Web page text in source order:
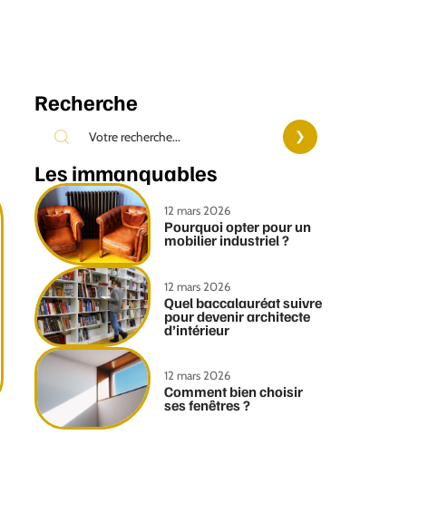
Recherche
Les immanquables
12 mars 2026
Pourquoi opter pour un
mobilier industriel ?
12 mars 2026
Quel baccalauréat suivre
pour devenir architecte
d’intérieur
12 mars 2026
Comment bien choisir
ses fenêtres ?